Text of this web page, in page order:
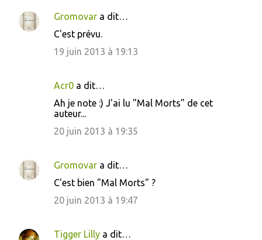
e
Gromovar a dit…
C'est prévu.
19 juin 2013 à 19:13
Acr0 a dit…
Ah je note :) J'ai lu "Mal Morts" de cet
auteur...
20 juin 2013 à 19:35
Gromovar a dit…
C'est bien "Mal Morts" ?
20 juin 2013 à 19:47
Tigger Lilly a dit…